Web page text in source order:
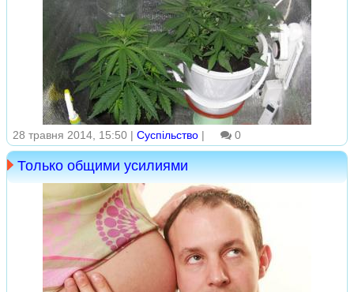
28 травня 2014, 15:50 | Суспільство | 0
Только общими усилиями